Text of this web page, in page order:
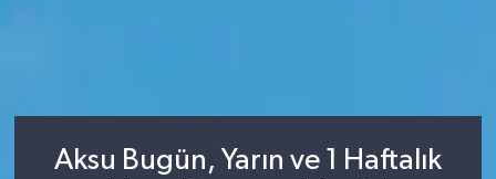
Aksu Bugün, Yarın ve 1 Haftalık
Haber Arşivi